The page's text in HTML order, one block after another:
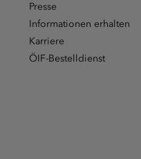
Presse
Informationen erhalten
Karriere
ÖIF-Bestelldienst